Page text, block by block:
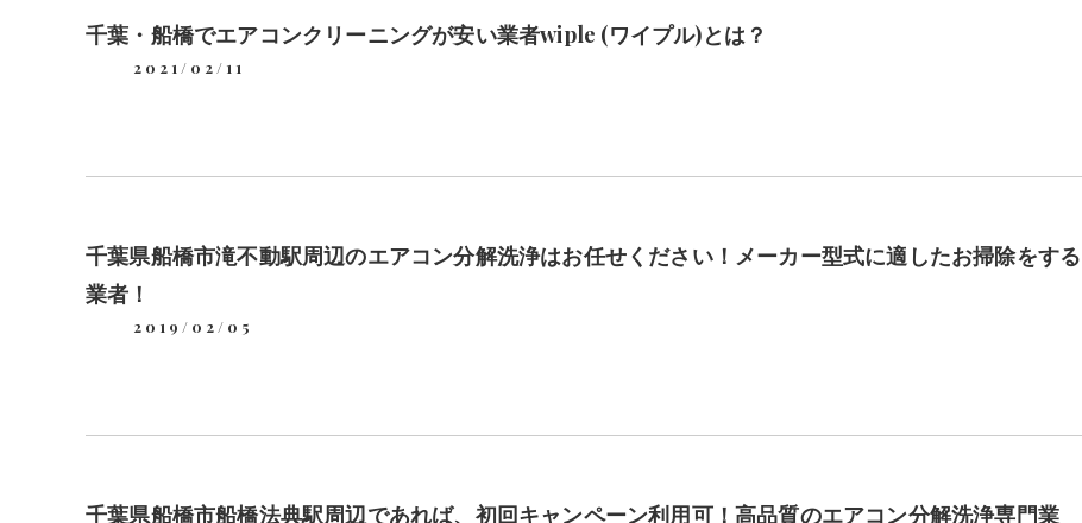
千葉・船橋でエアコンクリーニングが安い業者wiple (ワイプル)とは？
2021/02/11
千葉県船橋市滝不動駅周辺のエアコン分解洗浄はお任せください！メーカー型式に適したお掃除をする
業者！
2019/02/05
千葉県船橋市船橋法典駅周辺であれば、初回キャンペーン利用可！高品質のエアコン分解洗浄専門業